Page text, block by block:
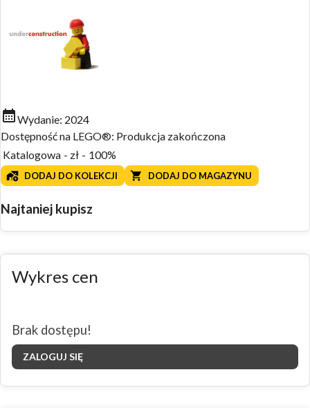
Wydanie: 2024
Dostępność na LEGO®: Produkcja zakończona
Katalogowa - zł - 100%
DODAJ DO KOLEKCJI DODAJ DO MAGAZYNU
Najtaniej kupisz
Wykres cen
Brak dostępu!
ZALOGUJ SIĘ